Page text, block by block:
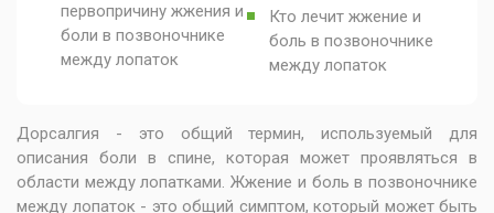
первопричину жжения и
боли в позвоночнике
между лопаток
Кто лечит жжение и
боль в позвоночнике
между лопаток
Дорсалгия - это общий термин, используемый для
описания боли в спине, которая может проявляться в
области между лопатками. Жжение и боль в позвоночнике
между лопаток - это общий симптом, который может быть